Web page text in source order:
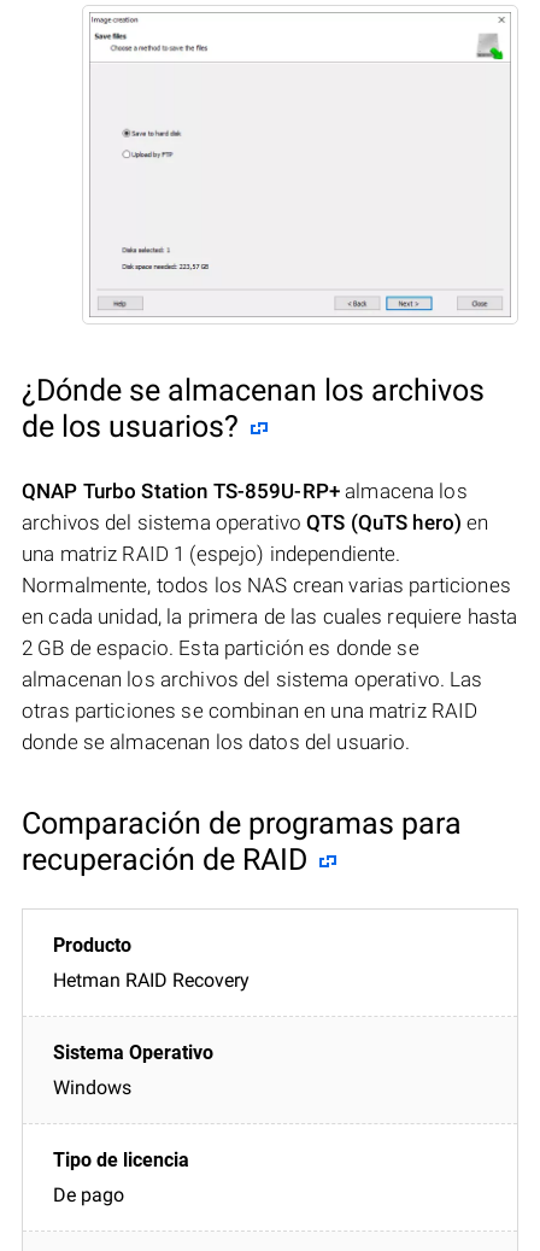
¿Dónde se almacenan los archivos
de los usuarios?
QNAP Turbo Station TS-859U-RP+ almacena los
archivos del sistema operativoQTS (QuTS hero) en
una matriz RAID 1 (espejo) independiente.
Normalmente, todos los NAS crean varias particiones
en cada unidad, la primera de las cuales requiere hasta
2 GB de espacio. Esta partición es donde se
almacenan los archivos del sistema operativo. Las
otras particiones se combinan en una matriz RAID
donde se almacenan los datos del usuario.
Comparación de programas para
recuperación de RAID
Hetman RAID Recovery
Windows
De pago